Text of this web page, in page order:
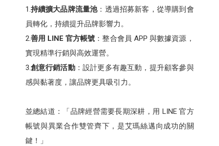
1.持續擴大品牌流量池：透過招募新客，從導購到會
員轉化，持續提升品牌影響力。
2.善用 LINE 官方帳號 ：整合會員 APP 與數據資源，
實現精準行銷與高效運營。
3.創意行銷活動：設計更多有趣互動，提升顧客參與
感與黏著度，讓品牌更具吸引力。
並總結道：「品牌經營需要長期深耕，用 LINE 官方
帳號與異業合作雙管齊下，是艾瑪絲邁向成功的關
鍵！」